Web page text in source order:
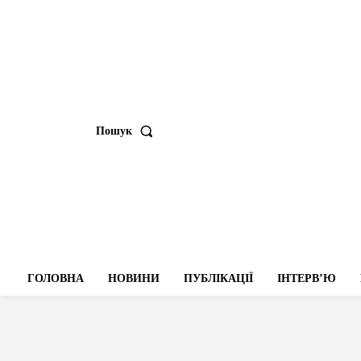
Пошук
ГОЛОВНА НОВИНИ ПУБЛІКАЦІЇ ІНТЕРВʼЮ